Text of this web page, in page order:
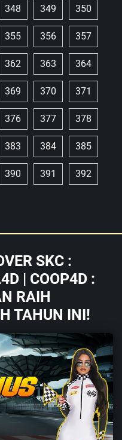
348 349 350
355 356 357
362 363 364
369 370 371
376 377 378
383 384 385
390 391 392
SKC :
| COOP4D :
RAIH
TAHUN INI!